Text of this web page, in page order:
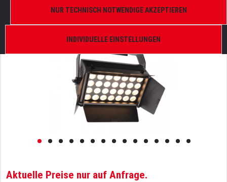
powerIP In/Out, inkl. 3x Filter & Torblende
Aktuelle Preise nur auf Anfrage.
INDIVIDUELLE EINSTELLUNGEN
NUR TECHNISCH NOTWENDIGE AKZEPTIEREN